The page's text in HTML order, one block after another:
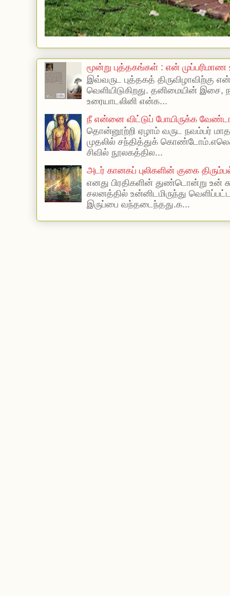
மூன்று புத்தகங்கள் : என் முப்பரிமாண
இவ்வருட புத்தகத் திருவிழாவிற்கு
வெளியிடுகிறது. தனிமையின் இசை,
உரையாடலினி என்க...
நீ என்னை விட்டுப் போயிருக்க
தொன்னூற்றி ஏழாம் வருட நவம்பர்
முதலில் சந்தித்துக்
சிவில் நூலகத்தில...
அடர் கானகப் புலிகளின் குகை
எனது பிரதிகளின் துண்டொன்று உன்
சலனத்தில் உன்னிடமிருந்து
இருப்பை வந்தடைந்தது.க...